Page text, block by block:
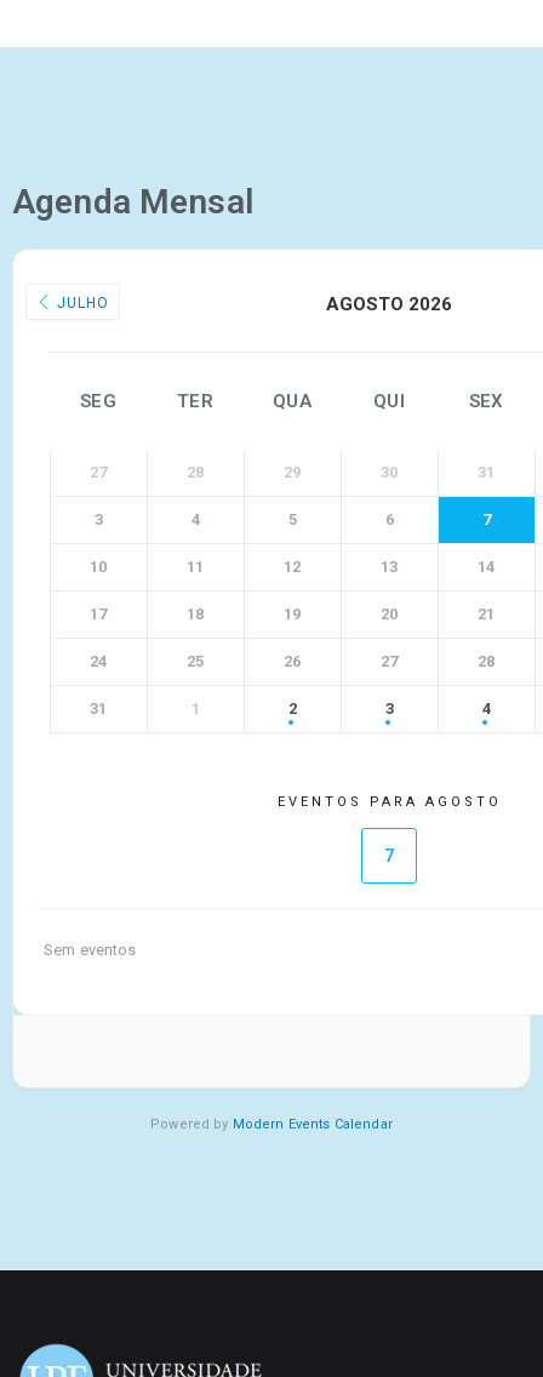
Agenda Mensal
JULHO AGOSTO 2026
SEG TER QUA QUI SEX
27 28 29 30 31
3 4 5 6 7
10 11 12 13 14
17 18 19 20 21
24 25 26 27 28
31 1 2 3 4
EVENTOS PARA AGOSTO
7
Sem eventos
Powered by Modern Events Calendar